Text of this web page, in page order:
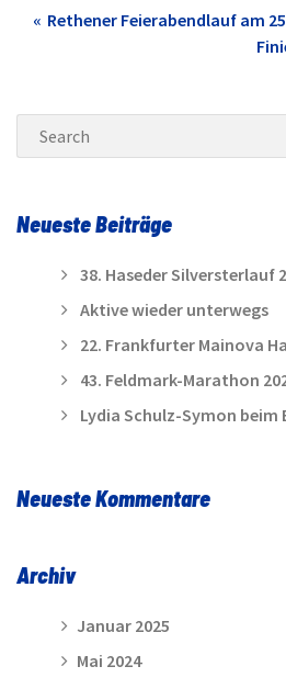
Post
Rethener Feierabendlauf am
Search
Neueste Beiträge
38. Haseder Silversterlauf
Aktive wieder unterwegs
22. Frankfurter Mainova
43. Feldmark-Marathon
Lydia Schulz-Symon beim
Neueste Kommentare
Archiv
Januar 2025
Mai 2024